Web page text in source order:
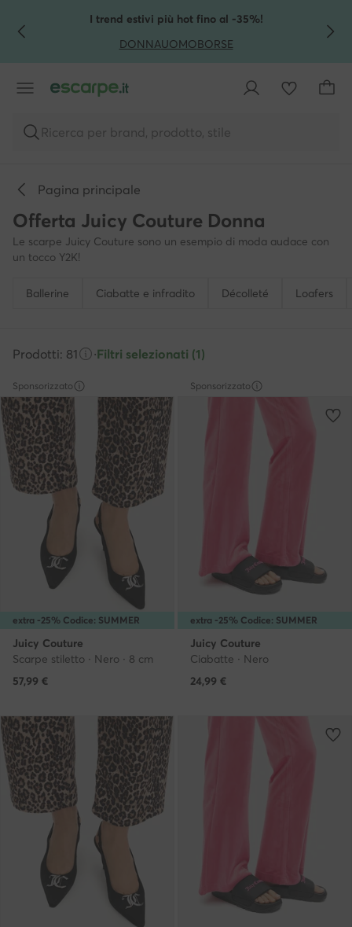
VAI AL CONTENUTO PRINCIPALE
VAI ALLA RICERCAI trend estivi più hot fino al -35%!
DONNAUOMOBORSE
Ricerca per brand, prodotto, stile
Pagina principale
Offerta Juicy Couture Donna
Le scarpe Juicy Couture sono un esempio di moda audace con
un tocco Y2K!
Ballerine Ciabatte e infradito Décolleté Loafers
Prodotti: 81 ·Filtri selezionati (1)
Sponsorizzato
extra -25% Codice: SUMMER
Juicy Couture
Scarpe stiletto · Nero · 8 cm
57,99 €
Sponsorizzato
extra -25% Codice: SUMMER
Juicy Couture
Ciabatte · Nero
24,99 €